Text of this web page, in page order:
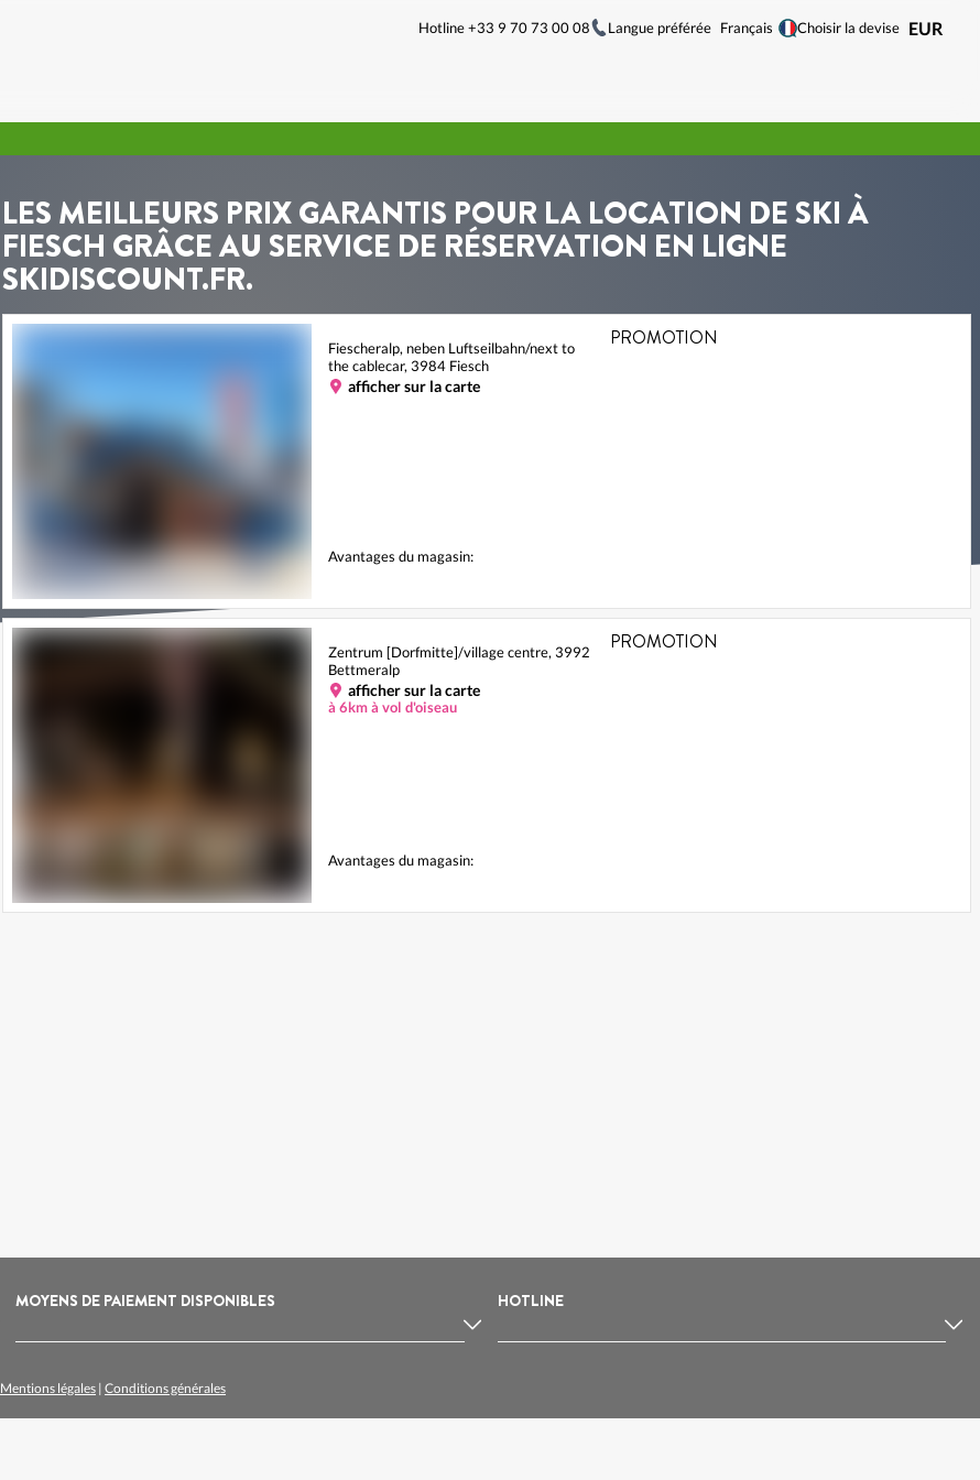
Hotline +33 9 70 73 00 08 Langue préférée Français Choisir la devise EUR
LES MEILLEURS PRIX GARANTIS POUR LA LOCATION DE SKI À
FIESCH GRÂCE AU SERVICE DE RÉSERVATION EN LIGNE
SKIDISCOUNT.FR.
Fiescheralp, neben Luftseilbahn/next to
the cablecar, 3984 Fiesch
afficher sur la carte
Avantages du magasin:
PROMOTION
Zentrum [Dorfmitte]/village centre, 3992
Bettmeralp
afficher sur la carte
à 6km à vol d'oiseau
Avantages du magasin:
PROMOTION
MOYENS DE PAIEMENT DISPONIBLES HOTLINE
Mentions légales | Conditions générales